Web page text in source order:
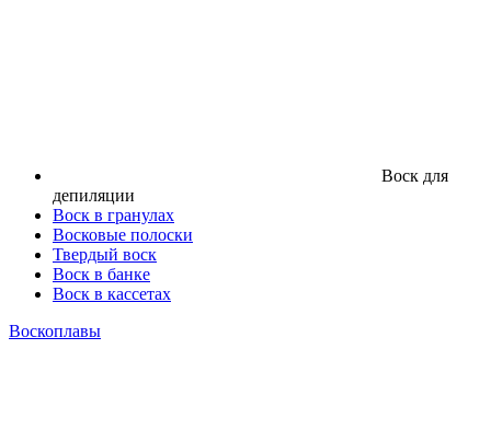
Воск для
депиляции
Воск в гранулах
Восковые полоски
Твердый воск
Воск в банке
Воск в кассетах
Воскоплавы